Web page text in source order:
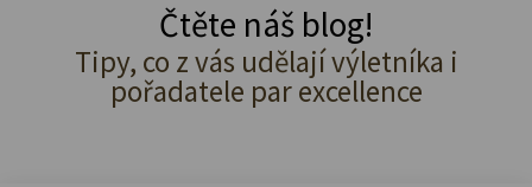
Čtěte náš blog!
Tipy, co z vás udělají výletníka i
pořadatele par excellence